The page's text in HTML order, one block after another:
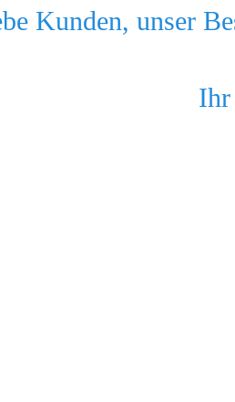
Kunden, unser
Ihr